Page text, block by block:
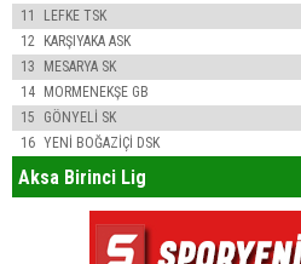
11
LEFKE TSK
12
KARŞIYAKA ASK
13
MESARYA SK
14 MORMENEKŞE GB
15
GÖNYELİ SK
16 YENİ BOĞAZİÇİ DSK
Aksa Birinci Lig